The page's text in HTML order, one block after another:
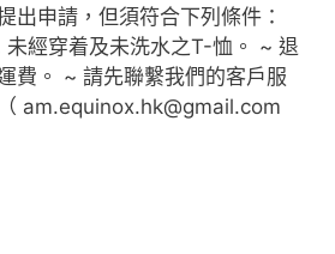
出申請，但須符合下列條件：
經穿着及未洗水之T-恤。 ~ 退
費。 ~ 請先聯繫我們的客戶服
am.equinox.hk@gmail.com